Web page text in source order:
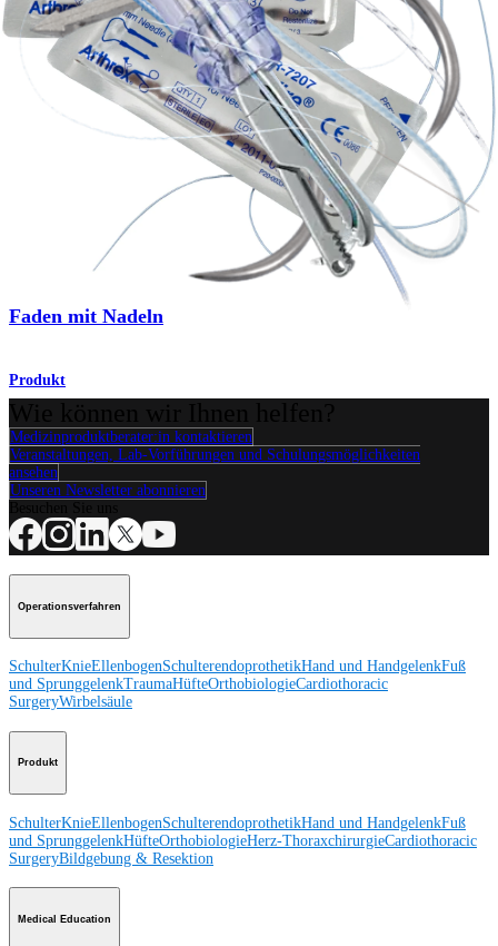
Schulter
NeedlePunch ®II
Faden mit Nadeln
Produkt
Medizinproduktberater:in kontaktieren
Veranstaltungen, Lab-Vorführungen und Schulungsmöglichkeiten
ansehen
Unseren Newsletter abonnieren
Operationsverfahren
SchulterKnieEllenbogenSchulterendoprothetikHand und HandgelenkFuß
und SprunggelenkTraumaHüfteOrthobiologieCardiothoracic
SurgeryWirbelsäule
Produkt
SchulterKnieEllenbogenSchulterendoprothetikHand und HandgelenkFuß
und SprunggelenkHüfteOrthobiologieHerz-ThoraxchirurgieCardiothoracic
SurgeryBildgebung & Resektion
Medical Education